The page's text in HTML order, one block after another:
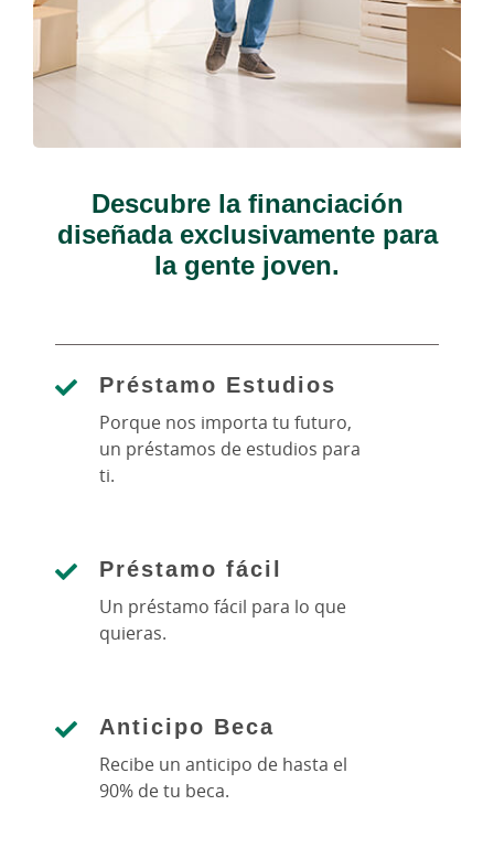
Descubre la financiación
diseñada exclusivamente para
la gente joven.
Préstamo Estudios
Porque nos importa tu futuro,
un préstamos de estudios para
ti.
Préstamo fácil
Un préstamo fácil para lo que
quieras.
Anticipo Beca
Recibe un anticipo de hasta el
90% de tu beca.